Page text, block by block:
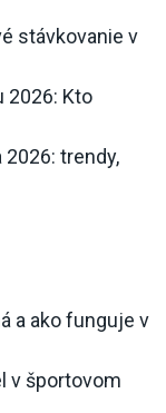
stávkovanie v
2026: Kto
trendy,
a ako funguje v
v športovom